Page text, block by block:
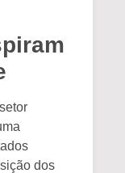
dos